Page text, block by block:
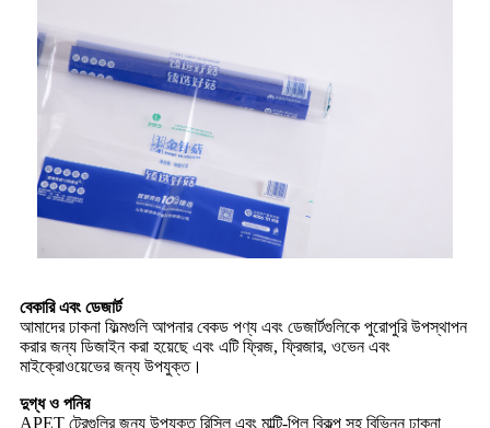
বেকারি এবং ডেজার্ট
আমাদের ঢাকনা ফিল্মগুলি আপনার বেকড পণ্য এবং ডেজার্টগুলিকে পুরোপুরি উপস্থাপন
করার জন্য ডিজাইন করা হয়েছে এবং এটি ফ্রিজ, ফ্রিজার, ওভেন এবং
মাইক্রোওয়েভের জন্য উপযুক্ত।
দুগ্ধ ও পনির
APET ট্রেগুলির জন্য উপযুক্ত রিসিল এবং মাল্টি-পিল বিকল্প সহ বিভিন্ন ঢাকনা